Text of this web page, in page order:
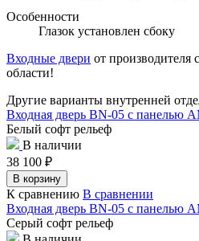
Особенности
Глазок установлен сбоку
Входные двери от производителя
области!
Другие варианты внутренней
Входная дверь BN-05 с
Белый софт рельеф
В наличии
38 100 ₽
В корзину
К сравнению В сравнении
Входная дверь BN-05 с
Серый софт рельеф